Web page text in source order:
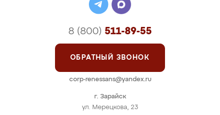
г. Зарайск
ул. Мерецкова, 23
8 (800) 511-89-55
ОБРАТНЫЙ ЗВОНОК
corp-renessans@yandex.ru